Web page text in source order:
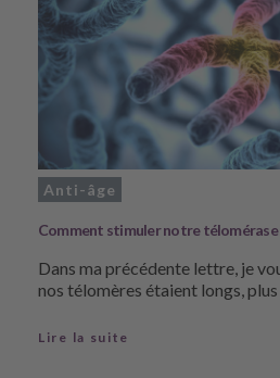
Anti-âge
Comment stimuler notre télomérase
Dans ma précédente lettre, je
nos télomères étaient longs,
Lire la suite